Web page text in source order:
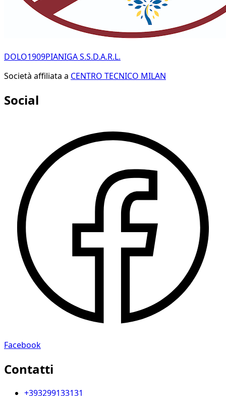
DOLO1909PIANIGA S.S.D.A.R.L.
Società affiliata a CENTRO TECNICO MILAN
Social
Facebook
Contatti
+393299133131